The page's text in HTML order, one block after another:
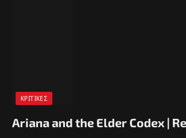
ΚΡΙΤΙΚΈΣ
Ariana and the Elder Codex |